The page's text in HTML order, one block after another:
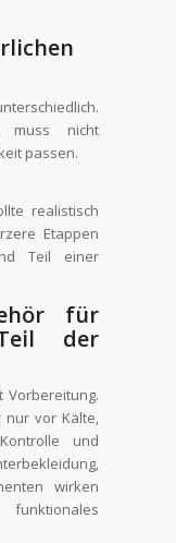
muss nicht
passen.
realistisch
Etappen
Teil einer
für
der
Vorbereitung.
nur vor Kälte,
und
wirken